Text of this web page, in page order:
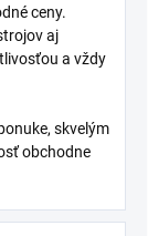
ceny.
aj
a vždy
skvelým
obchodne